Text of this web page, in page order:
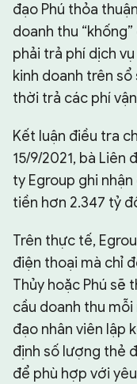
đạo Phú thỏa
doanh thu
phải trả phí dịch
kinh doanh trên sổ
thời trả các phí
Kết luận điều tra
15/9/2021, bà Liên
ty Egroup ghi
tiền hơn 2.347 tỷ
Trên thực tế,
điện thoại mà chỉ
Thủy hoặc Phú sẽ
cầu doanh thu mỗi
đạo nhân viên lập
định số lượng thẻ
để phù hợp với